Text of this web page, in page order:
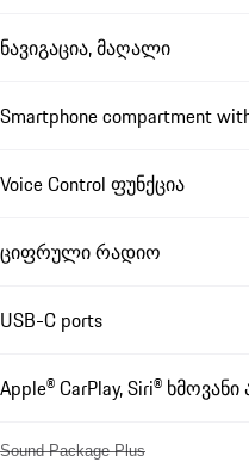
ნავიგაცია, მაღალი
Smartphone compartment
Voice Control ფუნქცია
ციფრული რადიო
USB-C ports
Apple® CarPlay, Siri®
Sound Package Plus